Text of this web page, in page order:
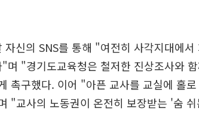
자신의 SNS를 통해 "여전히 사각지대에
며 "경기도교육청은 철저한 진상조사와
촉구했다. 이어 "아픈 교사를 교실에 홀
"교사의 노동권이 온전히 보장받는 '숨